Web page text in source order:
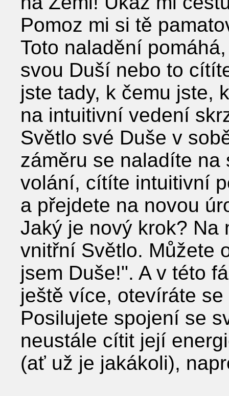
Pomoz mi si tě
Toto naladění
svou Duší nebo to
jste tady, k čemu jste,
na intuitivní vedení
Světlo své Duše v
záměru se naladíte
volání, cítíte intuitivní
a přejdete na novou
Jaký je nový krok? Na
vnitřní Světlo. Můžete
jsem Duše!". A v této
ještě více, otevíráte
Posilujete spojení se
neustále cítit její
(ať už je jakákoli),